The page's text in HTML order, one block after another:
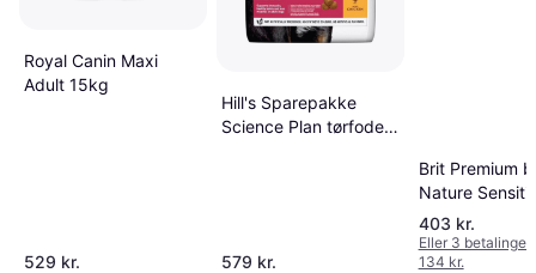
Royal Canin Maxi
Adult 15kg
529 kr.
Hill's Sparepakke
Science Plan tørfoder
579 kr.
Brit Premium
Nature
& Ris 15kg
403 kr.
Eller 3 betalinger
134 kr.